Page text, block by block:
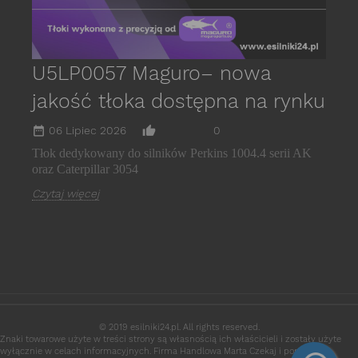
U5LP0057 Maguro– nowa
jakość tłoka dostępna na rynku
date_range 06 Lipiec 2026 thumb_up_alt 0
Tłok dedykowany do silników Perkins 1004.4 serii AK
oraz Caterpillar 3054
Czytaj więcej
© 2019 esilniki24.pl. All rights reserved.
Znaki towarowe użyte w treści strony są własnością ich właścicieli i zostały użyte
wyłącznie w celach informacyjnych. Firma Handlowa Marta Czekaj i portal